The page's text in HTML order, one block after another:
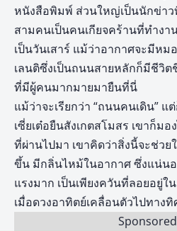
หนังสือพิมพ์ ส่วนใหญ่เป็นนักข่าว
สามคนเป็นคนเกียจคร้านที่ทำง
เป็นวันเสาร์ แม้ว่าอากาศจะมีห
เลนติซึ่งเป็นถนนสายหลักก็มีชีวิต
ที่มีผู้คนมากมายมายืนที่นี่
แม้ว่าจะเรียกว่า “ถนนคนเดิน”
เซี่ยเต๋อยืนสังเกตสโมสร เขาก็ม
ที่ผ่านไปมา เขาคิดว่าสิ่งนี้จะช่วย
ขึ้น มีกลิ่นไหม้ในอากาศ ซึ่งแน่น
แรงมาก เป็นเพียงควันที่ลอยอยู่
เมื่อดวงอาทิตย์เคลื่อนตัวไปทาง